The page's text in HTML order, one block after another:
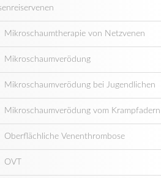
Mikroschaumtherapie von Netzvenen
Mikroschaumverödung
Mikroschaumverödung bei Jugendlichen
Mikroschaumverödung vom Krampfadern
Oberflächliche Venenthrombose
OVT